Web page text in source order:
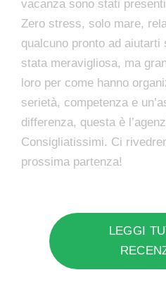
vacanza sono stati
Zero stress, solo mare,
qualcuno pronto ad
stata meravigliosa, ma
loro per come hanno
serietà, competenza e
differenza, questa è
Consigliatissimi. Ci
prossima partenza!
LEGGI